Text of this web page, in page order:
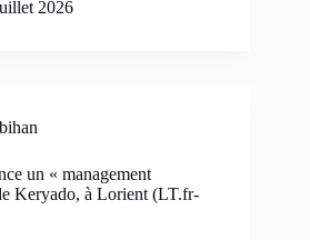
2026
un « management
Keryado, à Lorient (LT.fr-